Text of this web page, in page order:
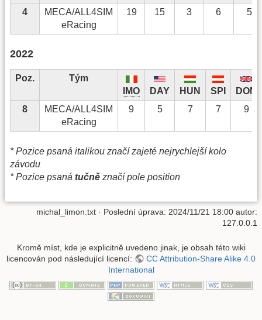
4
MECA/ALL4SIM
eRacing
19 15 3 6 5
2022
Poz.
Tým
IMO
DAY HUN SPI
DON
8
MECA/ALL4SIM
eRacing
9 5 7 7 9
* Pozice psaná italikou značí zajeté nejrychlejší kolo
závodu
* Pozice psaná tučně značí pole position
michal_limon.txt · Poslední úprava: 2024/11/21 18:00 autor:
127.0.0.1
Kromě míst, kde je explicitně uvedeno jinak, je obsah této wiki
licencován pod následující licencí:
CC Attribution-Share Alike 4.0
International